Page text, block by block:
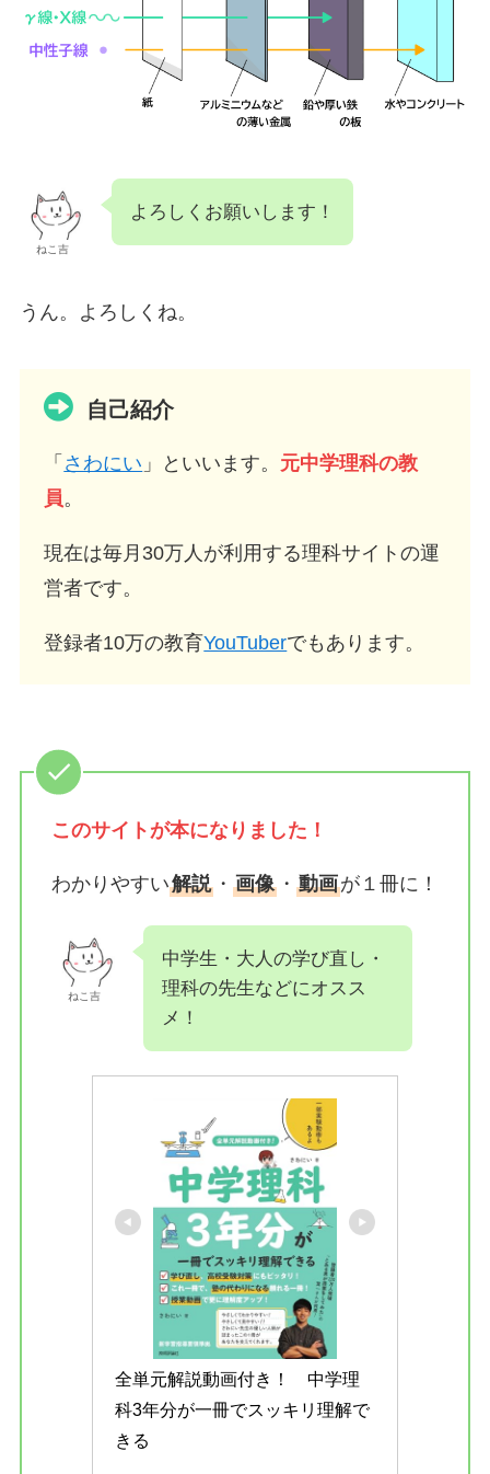
ねこ吉
よろしくお願いします！
うん。よろしくね。
自己紹介
「 さわにい 」といいます。 元中学理科の教
員 。
現在は毎月30万人が利用する理科サイトの運
営者です。
登録者10万の教育YouTuberでもあります。
このサイトが本になりました！
わかりやすい解説・ 画像・ 動画が１冊に！
ねこ吉
中学生・大人の学び直し・
理科の先生などにオスス
メ！
全単元解説動画付き！　中学理
科3年分が一冊でスッキリ理解で
きる